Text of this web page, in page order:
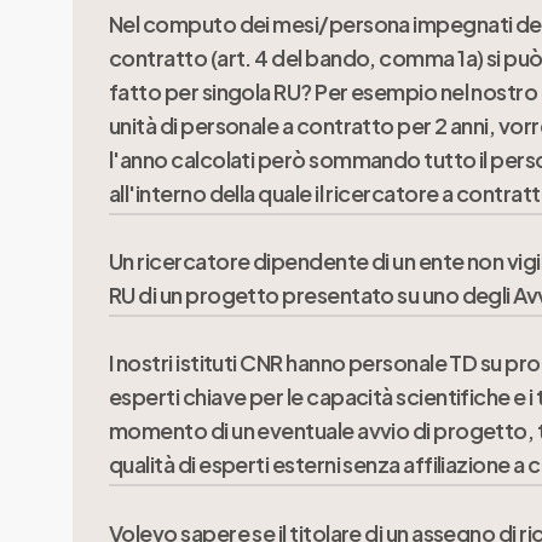
Come da Articolo 4 comma 1 a) Spese
personale da reclutare sul progetto e nella
appartenenza.
Nel computo dei mesi/persona impegnati
contratto (art. 4 del bando, comma 1a) si
fatto per singola RU? Per esempio nel
unità di personale a contratto per 2 anni,
l'anno calcolati però sommando tutto il
all'interno della quale il ricercatore a
il computo è da considerare sul totale
Un ricercatore dipendente di un ente non
RU di un progetto presentato su uno degli
Può partecipare se è associato ad un
I nostri istituti CNR hanno personale TD su
esperti chiave per le capacità scientifiche e
momento di un eventuale avvio di
qualità di esperti esterni senza affiliazione a
Il bando prevede la possibilità di bandire
Volevo sapere se il titolare di un assegno di